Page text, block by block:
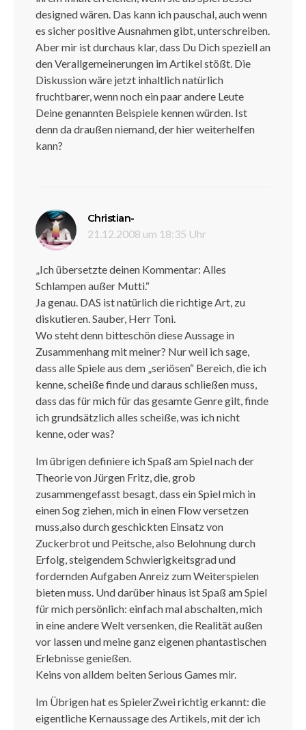
designed wären. Das kann ich pauschal, auch wenn
es sicher positive Ausnahmen gibt, unterschreiben.
Aber mir ist durchaus klar, dass Du Dich speziell an
den Verallgemeinerungen im Artikel stößt. Die
Diskussion wäre jetzt inhaltlich natürlich
fruchtbarer, wenn noch ein paar andere Leute
Deine genannten Beispiele kennen würden. Ist
denn da draußen niemand, der hier weiterhelfen
kann?
Christian-
21.12.2008 um 18:35 Uhr
„Ich übersetzte deinen Kommentar: Alles
Schlampen außer Mutti.“
Ja genau. DAS ist natürlich die richtige Art, zu
diskutieren. Sauber, Herr Toni.
Wo steht denn bitteschön diese Aussage in
Zusammenhang mit meiner? Nur weil ich sage,
dass alle Spiele aus dem „seriösen“ Bereich, die ich
kenne, scheiße finde und daraus schließen muss,
dass das für mich für das gesamte Genre gilt, finde
ich grundsätzlich alles scheiße, was ich nicht
kenne, oder was?
Im übrigen definiere ich Spaß am Spiel nach der
Theorie von Jürgen Fritz, die, grob
zusammengefasst besagt, dass ein Spiel mich in
einen Sog ziehen, mich in einen Flow versetzen
muss,also durch geschickten Einsatz von
Zuckerbrot und Peitsche, also Belohnung durch
Erfolg, steigendem Schwierigkeitsgrad und
fordernden Aufgaben Anreiz zum Weiterspielen
bieten muss. Und darüber hinaus ist Spaß am Spiel
für mich persönlich: einfach mal abschalten, mich
in eine andere Welt versenken, die Realität außen
vor lassen und meine ganz eigenen phantastischen
Erlebnisse genießen.
Keins von alldem beiten Serious Games mir.
Im Übrigen hat es SpielerZwei richtig erkannt: die
eigentliche Kernaussage des Artikels, mit der ich